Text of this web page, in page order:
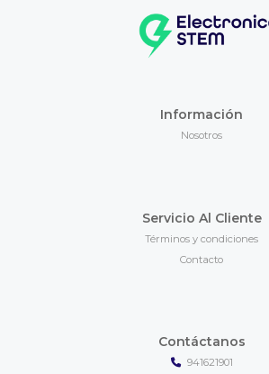
Información
Nosotros
Servicio Al Cliente
Términos y condiciones
Contacto
Contáctanos
941621901